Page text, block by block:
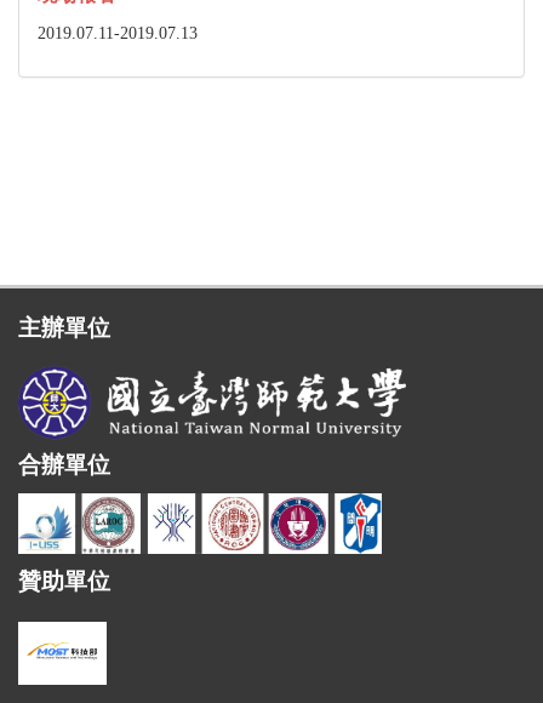
2019.07.11-2019.07.13
主辦單位
合辦單位
贊助單位